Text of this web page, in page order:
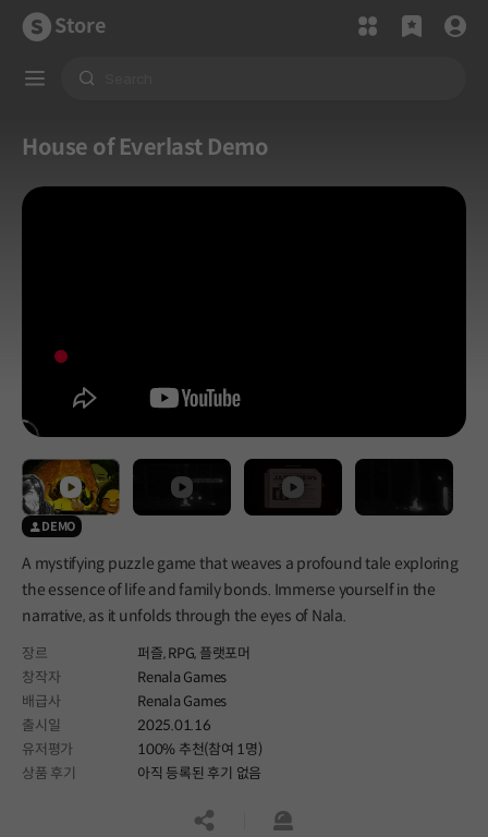
Store
House of Everlast Demo
DEMO
A mystifying puzzle game that weaves a profound tale exploring
the essence of life and family bonds. Immerse yourself in the
narrative, as it unfolds through the eyes of Nala.
장르 퍼즐,RPG, 플랫포머
창작자
Renala Games
배급사
Renala Games
출시일
2025.01.16
유저평가
100% 추천(참여 1명)
상품 후기
아직 등록된 후기 없음
공유하기신고하기